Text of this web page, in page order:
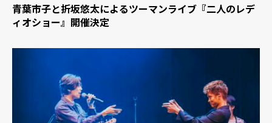
青葉市子と折坂悠太によるツーマンライブ『二人のレデ
ィオショー』開催決定